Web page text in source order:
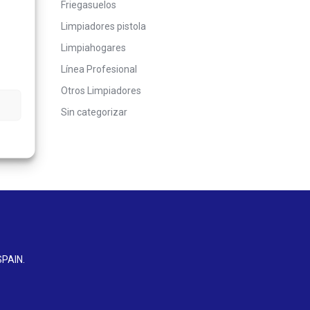
Friegasuelos
Limpiadores pistola
Limpiahogares
Línea Profesional
Otros Limpiadores
Sin categorizar